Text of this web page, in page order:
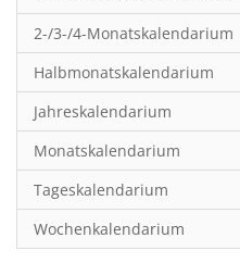
Lifestyle
Literatur
Manga & Animé
Neutrale Kalender
Partner- & Wandplaner
Planung & Organisation
2-/3-/4-Monatskalendarium
Halbmonatskalendarium
Jahreskalendarium
Monatskalendarium
Tageskalendarium
Wochenkalendarium